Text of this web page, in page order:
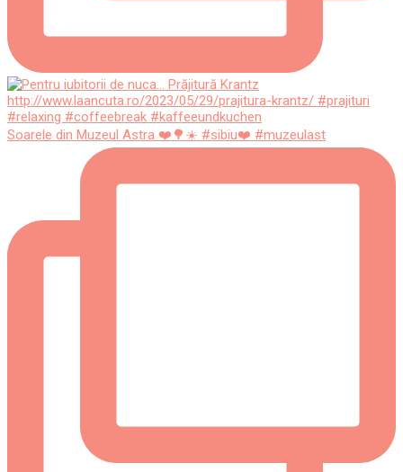
Soarele din Muzeul Astra ❤️🌳☀️ #sibiu❤️ #muzeulast